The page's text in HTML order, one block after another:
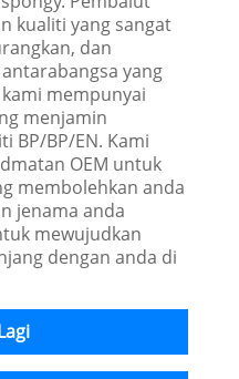
kualiti yang sangat
dan
yang
mempunyai
menjamin
BP/BP/EN. Kami
OEM untuk
membolehkan anda
jenama anda
mewujudkan
dengan anda di